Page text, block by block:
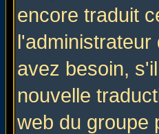
encore traduit
avez besoin,
nouvelle
web du groupe